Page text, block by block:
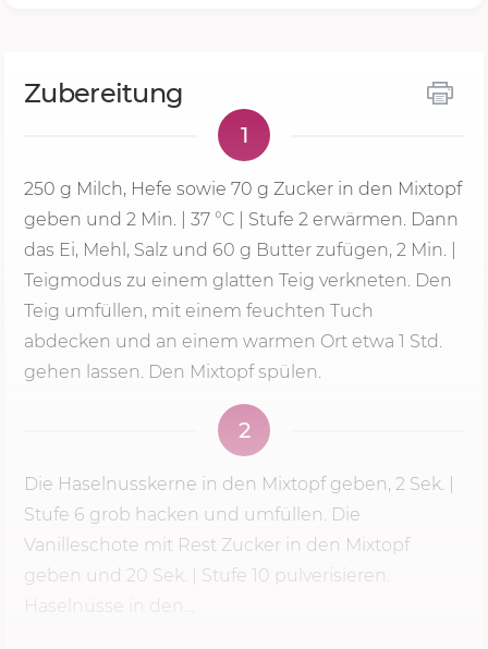
Zubereitung
1
250 g Milch, Hefe sowie 70 g Zucker in den Mixtopf
geben und 2 Min. 37 °C Stufe 2 erwärmen. Dann
das Ei, Mehl, Salz und 60 g Butter zufügen, 2 Min.
Teigmodus zu einem glatten Teig verkneten. Den
Teig umfüllen, mit einem feuchten Tuch
abdecken und an einem warmen Ort etwa 1 Std.
gehen lassen. Den Mixtopf spülen.
2
Die Haselnusskerne in den Mixtopf geben, 2 Sek.
Stufe 6 grob hacken und umfüllen. Die
Vanilleschote mit Rest Zucker in den Mixtopf
geben und 20 Sek. | Stufe 10 pulverisieren.
Haselnüsse in den...